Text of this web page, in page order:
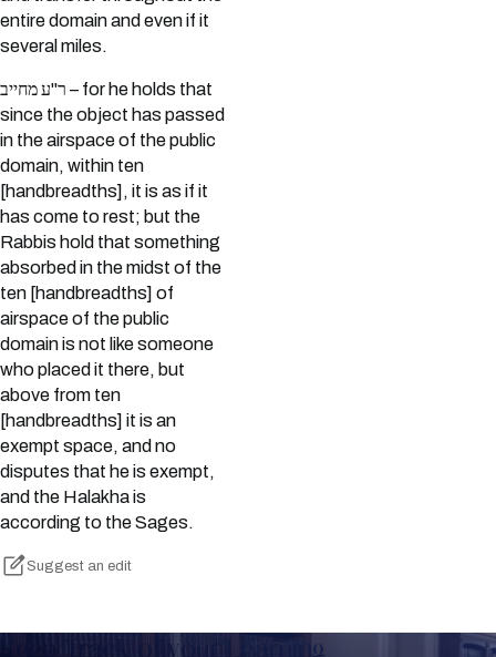
entire domain and even if it
several miles.
ר"ע מחייב – for he holds that
since the object has passed
in the airspace of the public
domain, within ten
[handbreadths], it is as if it
has come to rest; but the
Rabbis hold that something
absorbed in the midst of the
ten [handbreadths] of
airspace of the public
domain is not like someone
who placed it there, but
above from ten
[handbreadths] it is an
exempt space, and no
disputes that he is exempt,
and the Halakha is
according to the Sages.
Suggest an edit
Keep Track of your Learning